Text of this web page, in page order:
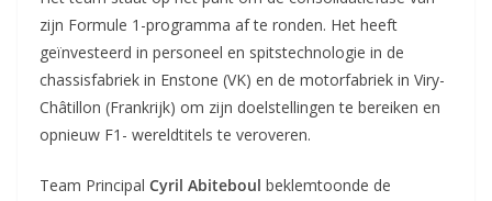
zijn Formule 1-programma af te ronden. Het heeft
geïnvesteerd in personeel en spitstechnologie in de
chassisfabriek in Enstone (VK) en de motorfabriek in Viry-
Châtillon (Frankrijk) om zijn doelstellingen te bereiken en
opnieuw F1- wereldtitels te veroveren.
Team Principal Cyril Abiteboul beklemtoonde de